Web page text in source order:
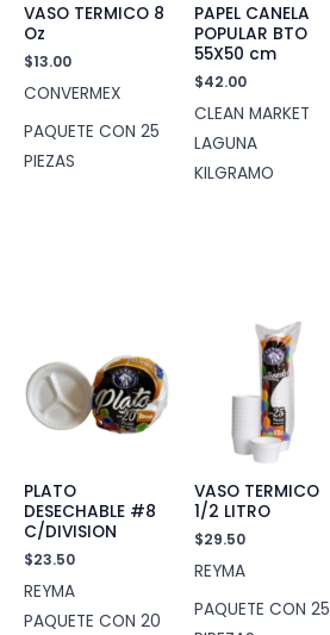
VASO TERMICO 8
Oz
$13.00
CONVERMEX
PAQUETE CON 25
PIEZAS
PAPEL CANELA
POPULAR BTO
55X50 cm
$42.00
CLEAN MARKET
LAGUNA
KILGRAMO
PLATO
DESECHABLE #8
C/DIVISION
$23.50
REYMA
PAQUETE CON 20
VASO TERMICO
1/2 LITRO
$29.50
REYMA
PAQUETE CON 25